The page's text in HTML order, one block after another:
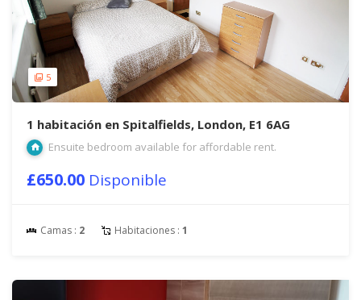
5
1 habitación en Spitalfields, London, E1 6AG
Ensuite bedroom available for affordable rent.
£650.00 Disponible
Camas : 2 Habitaciones : 1